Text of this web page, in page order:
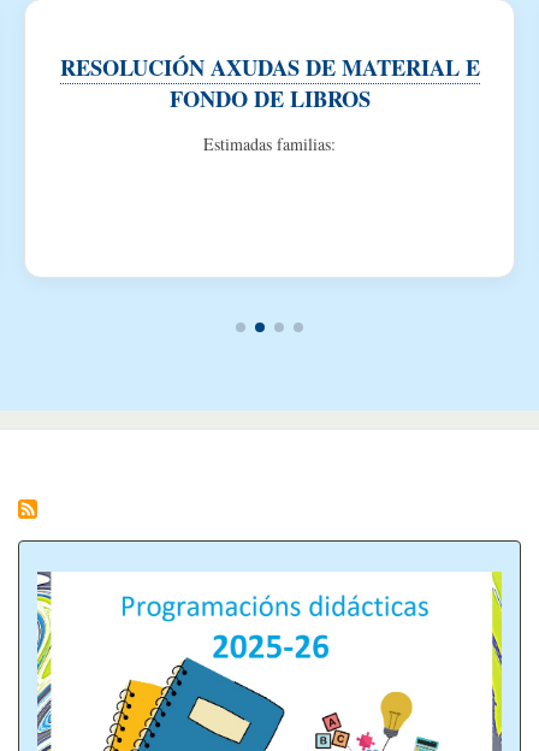
RESOLUCIÓN AXUDAS DE MATERIAL E
FONDO DE LIBROS
Estimadas familias: